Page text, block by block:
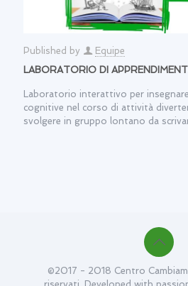
Published by
Equipe
LABORATORIO DI
Laboratorio interattivo per
cognitive nel corso di attività
svolgere in gruppo lontano da
©2017 - 2018 Centro